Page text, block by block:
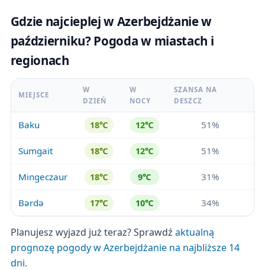
Gdzie najcieplej w Azerbejdżanie w
październiku? Pogoda w miastach i
regionach
MIEJSCE
W
DZIEŃ
W
NOCY
SZANSA NA
DESZCZ
Baku 18℃ 12℃ 51%
Sumgait 18℃ 12℃ 51%
Mingeczaur 18℃ 9℃ 31%
Bərdə 17℃ 10℃ 34%
Planujesz wyjazd już teraz? Sprawdź aktualną
prognozę pogody w Azerbejdżanie na najbliższe 14
dni.